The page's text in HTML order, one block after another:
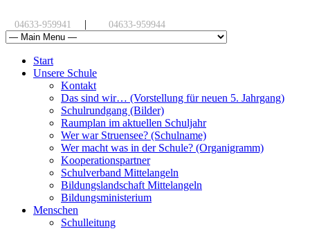
04633-959941 | 04633-959944
Start
Unsere Schule
Kontakt
Das sind wir… (Vorstellung für neuen 5. Jahrgang)
Schulrundgang (Bilder)
Raumplan im aktuellen Schuljahr
Wer war Struensee? (Schulname)
Wer macht was in der Schule? (Organigramm)
Kooperationspartner
Schulverband Mittelangeln
Bildungslandschaft Mittelangeln
Bildungsministerium
Menschen
Schulleitung